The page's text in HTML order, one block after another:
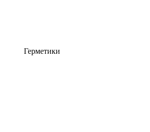
Герметики